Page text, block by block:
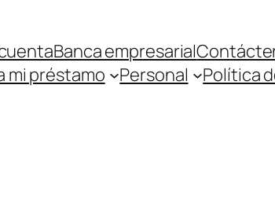
Banca empresarial
mi préstamo Personal Política